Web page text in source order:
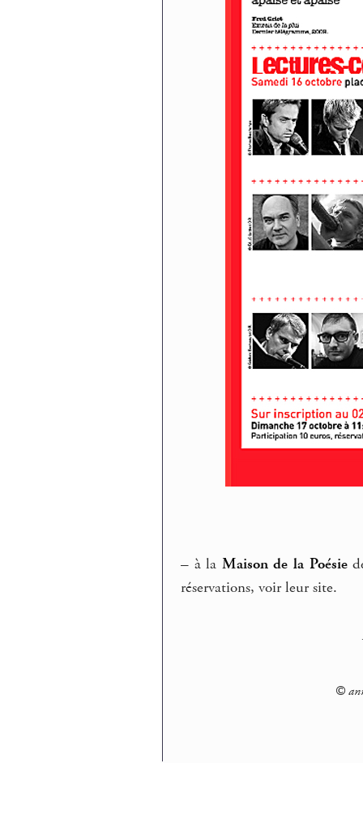
– à la Maison de la Poésie
réservations, voir leur site.
©